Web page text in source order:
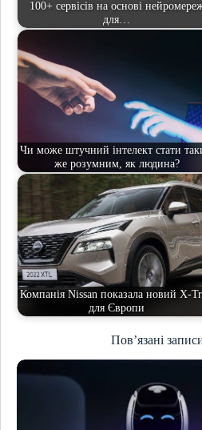
100+ сервісів на основі
для…
Чи може штучний інтелект стати
же розумним, як людина?
Компанія Nissan показала новий X-
для Європи
Пов’язані